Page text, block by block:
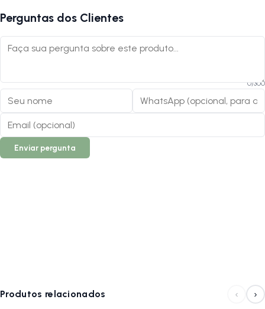
Perguntas dos Clientes
0/300
Enviar pergunta
Produtos relacionados ‹ ›